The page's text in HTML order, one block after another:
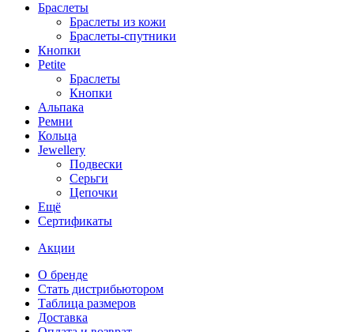
Браслеты
Браслеты из кожи
Браслеты-спутники
Кнопки
Petite
Браслеты
Кнопки
Альпака
Ремни
Кольца
Jewellery
Подвески
Серьги
Цепочки
Ещё
Сертификаты
Акции
О бренде
Стать дистрибьютором
Таблица размеров
Доставка